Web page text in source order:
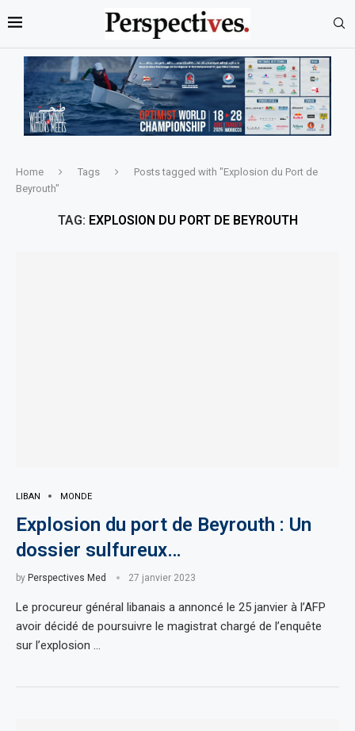
Home Tags
Posts tagged with "Explosion du Port de
Beyrouth"
TAG: EXPLOSION DU PORT DE BEYROUTH
LIBAN MONDE
Explosion du port de Beyrouth : Un
dossier sulfureux…
by Perspectives Med 27 janvier 2023
Le procureur général libanais a annoncé le 25 janvier à l’AFP
avoir décidé de poursuivre le magistrat chargé de l’enquête
sur l’explosion …